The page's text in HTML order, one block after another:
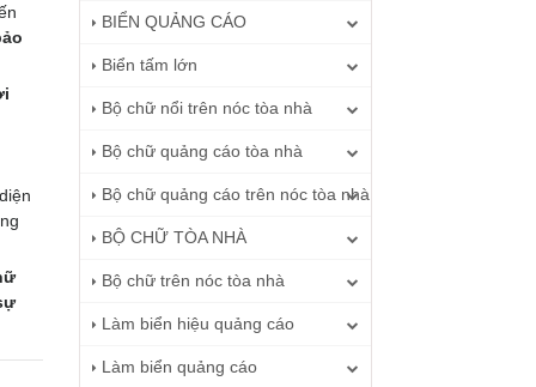
BIỂN QUẢNG CÁO
Biển tấm lớn
Bộ chữ nổi trên nóc tòa nhà
Bộ chữ quảng cáo tòa nhà
Bộ chữ quảng cáo trên nóc tòa nhà
BỘ CHỮ TÒA NHÀ
Bộ chữ trên nóc tòa nhà
Làm biển hiệu quảng cáo
Làm biển quảng cáo